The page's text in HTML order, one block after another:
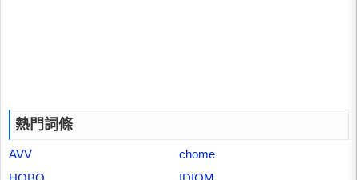
熱門詞條
AVV
chome